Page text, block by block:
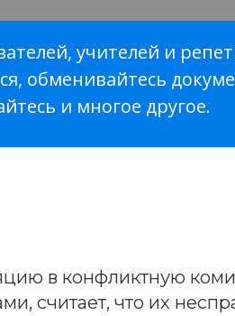
учителей и
обменивайтесь
и многое другое.
в конфликтную
считает, что их